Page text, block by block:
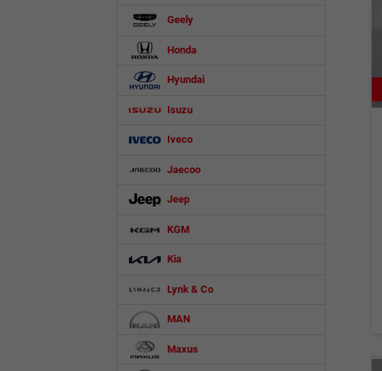
Geely
Honda
Hyundai
Isuzu
Iveco
Jaecoo
Jeep
KGM
Kia
Lynk & Co
MAN
Maxus